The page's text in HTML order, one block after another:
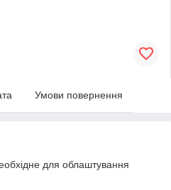
Умови повернення
для облаштування